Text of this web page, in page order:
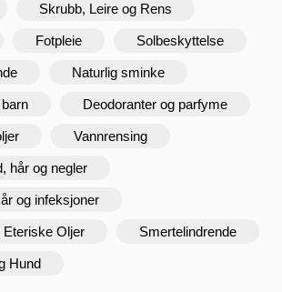
Skrubb, Leire og Rens
Fotpleie Solbeskyttelse
Naturlig sminke
Deodoranter og parfyme
Vannrensing
hår og negler
og infeksjoner
Eteriske Oljer Smertelindrende
Hund